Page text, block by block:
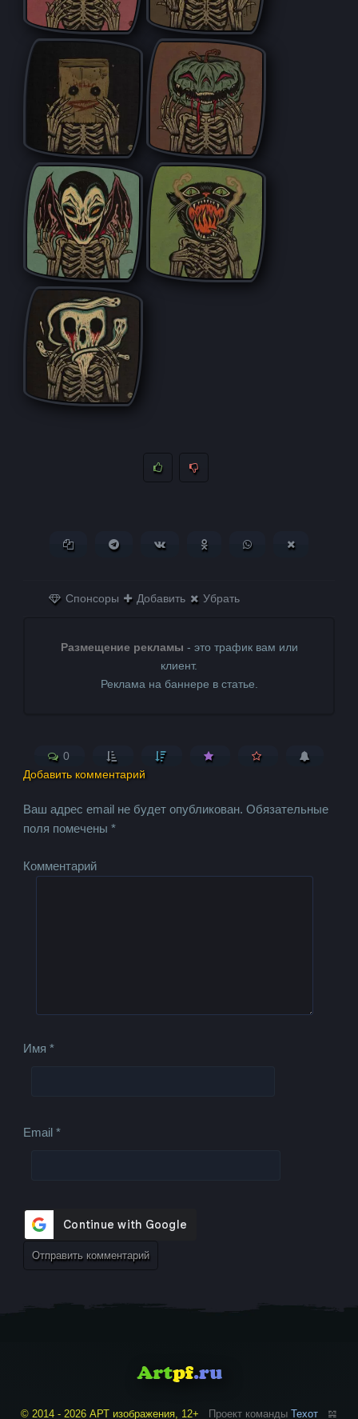
Копировать ссылкуПоделиться в Telegram
Поделиться ВКонтактеПоделиться в
Поделиться в
Спонсоры Добавить Убрать
Размещение рекламы - это трафик вам или
клиент.
Реклама на баннере в статье.
0
Добавить комментарий
Ваш адрес email не будет опубликован. Обязательные
поля помечены*
Комментарий
Имя*
Email*
© 2014 - 2026 АРТ изображения, 12+ Проект команды Техот 𝌴